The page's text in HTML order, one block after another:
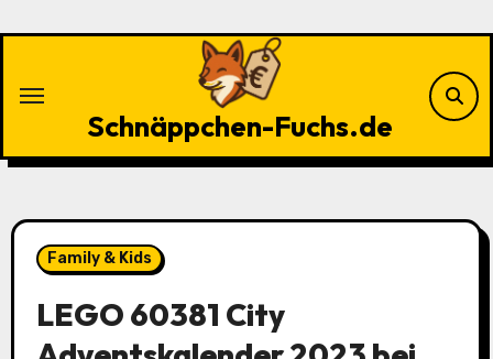
Schnäppchen-Fuchs.de
Family & Kids
LEGO 60381 City